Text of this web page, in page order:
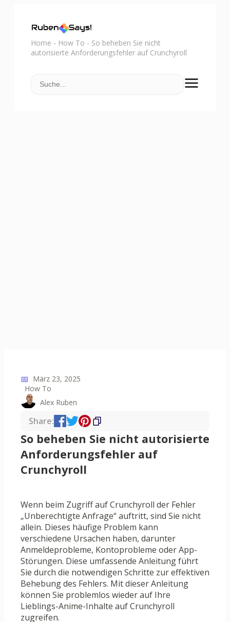
Home - How To - So beheben Sie nicht
autorisierte Anforderungsfehler auf Crunchyroll
📅 März 23, 2025
How To
Alex Ruben
Share:
So beheben Sie nicht autorisierte
Anforderungsfehler auf
Crunchyroll
Wenn beim Zugriff auf Crunchyroll der Fehler
„Unberechtigte Anfrage“ auftritt, sind Sie nicht
allein. Dieses häufige Problem kann
verschiedene Ursachen haben, darunter
Anmeldeprobleme, Kontoprobleme oder App-
Störungen. Diese umfassende Anleitung führt
Sie durch die notwendigen Schritte zur effektiven
Behebung des Fehlers. Mit dieser Anleitung
können Sie problemlos wieder auf Ihre
Lieblings-Anime-Inhalte auf Crunchyroll
zugreifen.